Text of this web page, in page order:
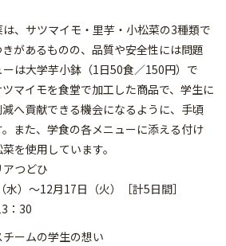
、サツマイモ・里芋・小松菜の3種類で
があるものの、品質や安全性には問題
は大学芋小鉢（1日50食／150円）で
マイモを食堂で加工した商品で、学生に
へ貢献できる機会になるように、手頃
また、学食の各メニューに添える付け
を使用しています。
アつどひ
水）～12月17日（火）［計5日間］
：30
ームの学生の想い